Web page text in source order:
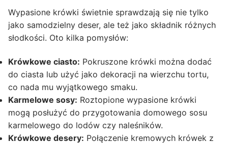
Wypasione krówki świetnie sprawdzają się nie tylko
jako samodzielny deser, ale też jako składnik różnych
słodkości. Oto kilka pomysłów:
Krówkowe ciasto: Pokruszone krówki można dodać
do ciasta lub użyć jako dekoracji na wierzchu tortu,
co nada mu wyjątkowego smaku.
Karmelowe sosy: Roztopione wypasione krówki
mogą posłużyć do przygotowania domowego sosu
karmelowego do lodów czy naleśników.
Krówkowe desery: Połączenie kremowych krówek z